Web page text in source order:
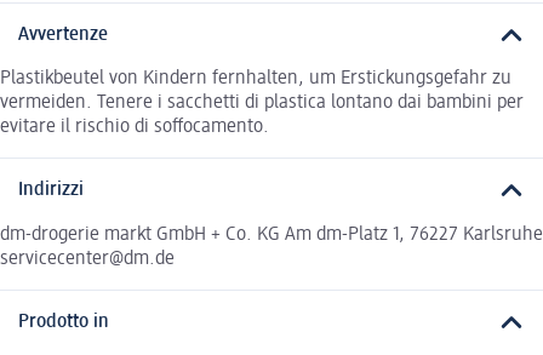
Avvertenze
Plastikbeutel von Kindern fernhalten, um Erstickungsgefahr zu
vermeiden. Tenere i sacchetti di plastica lontano dai bambini per
evitare il rischio di soffocamento.
Indirizzi
dm-drogerie markt GmbH + Co. KG Am dm-Platz 1, 76227 Karlsruhe
servicecenter@dm.de
Prodotto in